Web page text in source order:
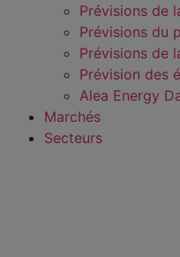
Prévisions de
Prévisions du
Prévisions de
Prévision des
Alea Energy
Marchés
Secteurs